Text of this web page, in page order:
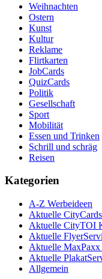
Weihnachten
Ostern
Kunst
Kultur
Reklame
Flirtkarten
JobCards
QuizCards
Politik
Gesellschaft
Sport
Mobilität
Essen und Trinken
Schrill und schräg
Reisen
Kategorien
A-Z Werbeideen
Aktuelle
Aktuelle CityTOI
Aktuelle
Aktuelle
Aktuelle
Allgemein